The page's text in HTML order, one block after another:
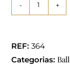
- +
REF:364
Categorias: